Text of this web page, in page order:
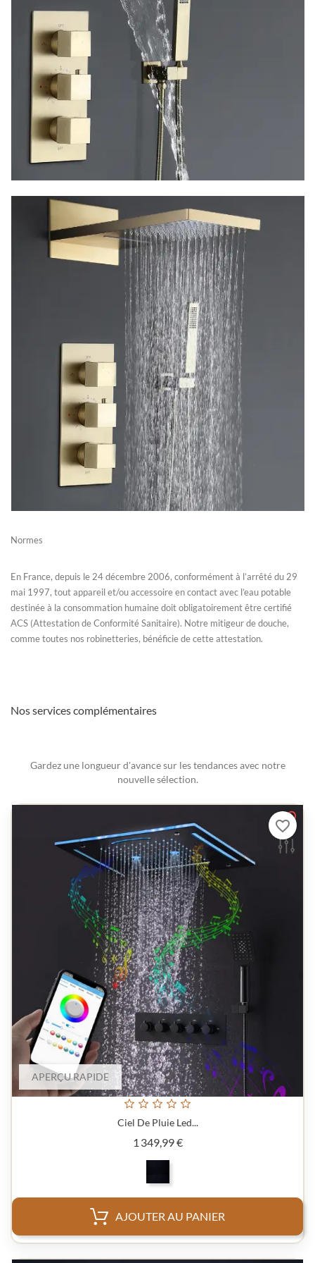
Normes
En France, depuis le 24 décembre 2006, conformément à l’arrêté du 29
mai 1997, tout appareil et/ou accessoire en contact avec l’eau potable
destinée à la consommation humaine doit obligatoirement être certifié
ACS (Attestation de Conformité Sanitaire). Notre mitigeur de douche,
comme toutes nos robinetteries, bénéficie de cette attestation.
Nos services complémentaires
Gardez une longueur d'avance sur les tendances avec notre
nouvelle sélection.
APERÇU RAPIDE
Ciel De Pluie Led...
1 349,99 €Prix
AJOUTER AU PANIER
favorite_border